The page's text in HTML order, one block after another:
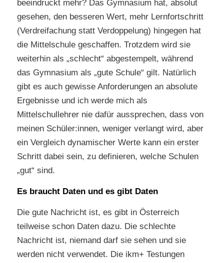
beeindruckt mehr? Das Gymnasium hat, absolut
gesehen, den besseren Wert, mehr Lernfortschritt
(Verdreifachung statt Verdoppelung) hingegen hat
die Mittelschule geschaffen. Trotzdem wird sie
weiterhin als „schlecht“ abgestempelt, während
das Gymnasium als „gute Schule“ gilt. Natürlich
gibt es auch gewisse Anforderungen an absolute
Ergebnisse und ich werde mich als
Mittelschullehrer nie dafür aussprechen, dass von
meinen Schüler:innen, weniger verlangt wird, aber
ein Vergleich dynamischer Werte kann ein erster
Schritt dabei sein, zu definieren, welche Schulen
„gut“ sind.
Es braucht Daten und es gibt Daten
Die gute Nachricht ist, es gibt in Österreich
teilweise schon Daten dazu. Die schlechte
Nachricht ist, niemand darf sie sehen und sie
werden nicht verwendet. Die ikm+ Testungen